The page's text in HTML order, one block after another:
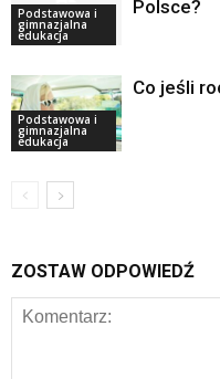
Podstawowa i
gimnazjalna
edukacja
Polsce?
Podstawowa i
gimnazjalna
edukacja
Co jeśli
ZOSTAW ODPOWIEDŹ